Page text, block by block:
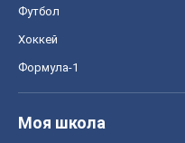
Футбол
Хоккей
Формула-1
Моя школа